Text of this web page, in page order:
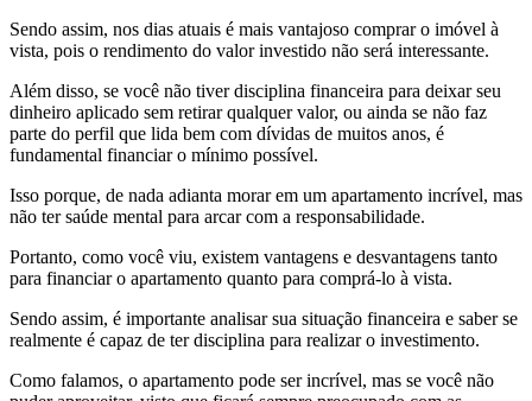
Sendo assim, nos dias atuais é mais vantajoso comprar o imóvel à
vista, pois o rendimento do valor investido não será interessante.
Além disso, se você não tiver disciplina financeira para deixar seu
dinheiro aplicado sem retirar qualquer valor, ou ainda se não faz
parte do perfil que lida bem com dívidas de muitos anos, é
fundamental financiar o mínimo possível.
Isso porque, de nada adianta morar em um apartamento incrível, mas
não ter saúde mental para arcar com a responsabilidade.
Portanto, como você viu, existem vantagens e desvantagens tanto
para financiar o apartamento quanto para comprá-lo à vista.
Sendo assim, é importante analisar sua situação financeira e saber se
realmente é capaz de ter disciplina para realizar o investimento.
Como falamos, o apartamento pode ser incrível, mas se você não